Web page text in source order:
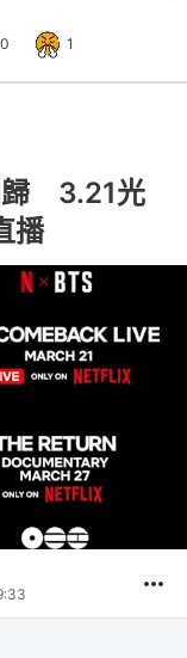
0 1
歸 3.21光
播